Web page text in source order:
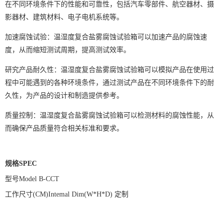
在不同环境条件下的性能和可靠性，包括汽车零部件、航空器材、摄
影器材、建筑材料、电子电机系统等。
加速腐蚀试验：温湿度复合盐雾腐蚀试验箱可以加速产品的腐蚀速
度，从而缩短测试周期，提高测试效率。
研究产品耐久性：温湿度复合盐雾腐蚀试验箱可以模拟产品在使用过
程中可能遇到的各种环境条件，通过测试产品在不同环境条件下的耐
久性，为产品的设计和制造提供参考。
质量控制：温湿度复合盐雾腐蚀试验箱可以检测材料的腐蚀性能，从
而确保产品质量符合相关标准和要求。
规格SPEC
型号Model B-CCT
工作尺寸(CM)Intemal Dim(W*H*D) 定制